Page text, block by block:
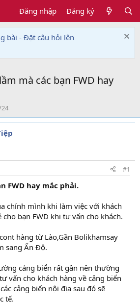
Đăng nhập Đăng ký
bài - Đặt câu hỏi lên
mà các bạn FWD hay
#1
FWD hay mắc phải.
chính mình khi làm việc với khách
cho bạn FWD khi tư vấn cho khách.
hàng từ Lào,Gần Bolikhamsay
sang Ấn Độ.
cảng biển rất gần nên thường
vấn cho khách hàng về cảng biển
cảng biển nội địa sau đó sẽ
tế.